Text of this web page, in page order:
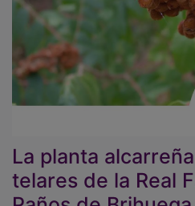
La planta
telares de la Real
Paños de Brihuega